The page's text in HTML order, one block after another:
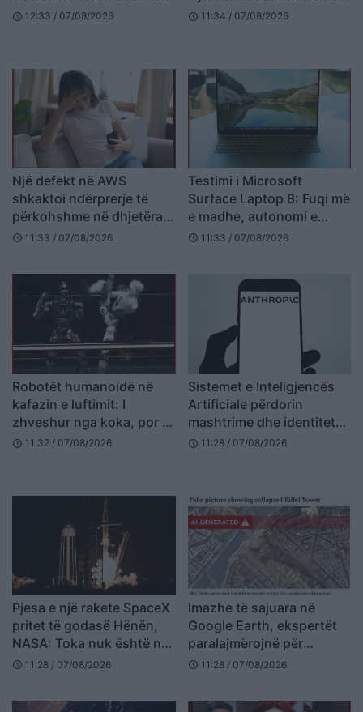
schedule 12:33 / 07/08/2026
Hugging Face
schedule 11:34 / 07/08/2026
Një defekt në AWS
shkaktoi ndërprerje të
përkohshme në dhjetëra
platforma online
schedule 11:33 / 07/08/2026
Testimi i Microsoft
Surface Laptop 8: Fuqi më
e madhe, autonomi e
gjatë dhe touchpad haptik
schedule 11:33 / 07/08/2026
Robotët humanoidë në
kafazin e luftimit: I
zhveshur nga koka, por jo
nga vullneti për të luftuar
schedule 11:32 / 07/08/2026
Sistemet e Inteligjencës
Artificiale përdorin
mashtrime dhe identitete
false në testime të
schedule 11:28 / 07/08/2026
Pjesa e një rakete SpaceX
pritet të godasë Hënën,
NASA: Toka nuk është në
rrezik
schedule 11:28 / 07/08/2026
Imazhe të sajuara në
Google Earth, ekspertët
paralajmërojnë për
rrezikun e dezinformimit
schedule 11:28 / 07/08/2026